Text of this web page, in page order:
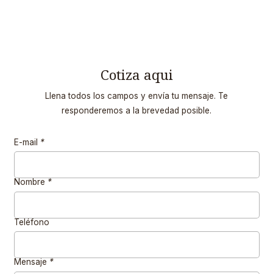
Cotiza aqui
Llena todos los campos y envía tu mensaje. Te
responderemos a la brevedad posible.
E-mail *
Nombre *
Teléfono
Mensaje *